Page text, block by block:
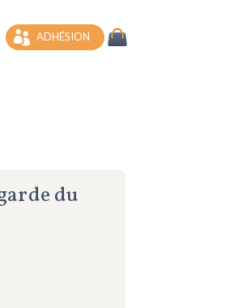
ADHÉSION
du